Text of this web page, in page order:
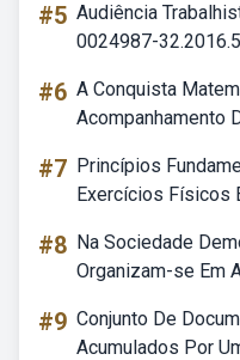
#5 Audiência
0024987-
#6 A Conquista
Acompanhamento
#7 Princípios
Exercícios Físicos
#8 Na Sociedade
Organizam-se Em
#9 Conjunto De
Acumulados Por